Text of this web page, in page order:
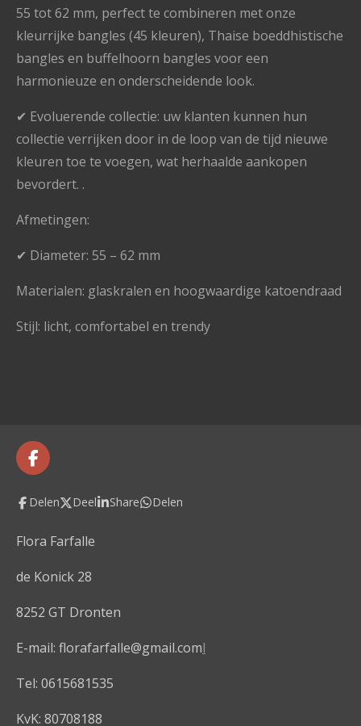
55 tot 62 mm, perfect te combineren met onze
kleurrijke bangles (45 kleuren), Thaise boeddhistische
bangles en buffelhoorn bangles voor een
harmonieuze en onderscheidende look.
✔ Evoluerende collectie: uw klanten kunnen hun
collectie verrijken door in de loop van de tijd nieuwe
kleuren toe te voegen, wat herhaalde aankopen
bevordert. .
Afmetingen:
✔ Diameter: 55 – 62 mm
Materialen: glaskralen en hoogwaardige katoendraad
Stijl: licht, comfortabel en trendy
F
a
c
e
o
k
Delen Deel Share Delen
Flora Farfalle
de Konick 28
8252 GT Dronten
E-mail: florafarfalle@gmail.coml
Tel: 0615681535
KvK: 80708188